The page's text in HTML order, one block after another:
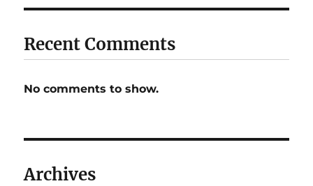
Recent Comments
No comments to show.
Archives